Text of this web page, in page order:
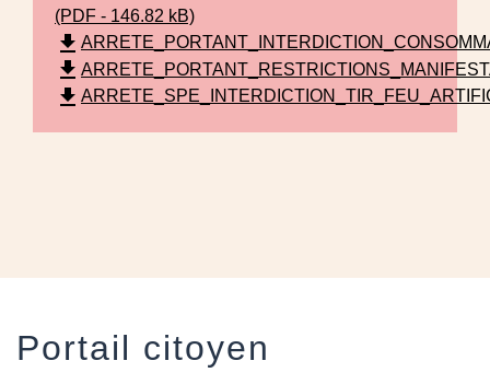
(PDF - 146.82 kB)
file_download
file_download
file_download
Portail citoyen